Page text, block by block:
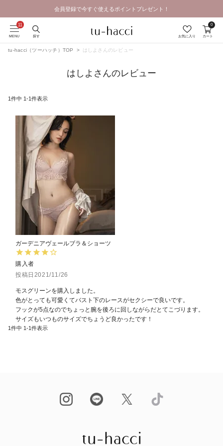
会員登録で今すぐ使えるポイントプレゼント！
GRAND OPEN SALE | 2026.8.7 19:00 - 8.16 23:59
MENU 探す お気に入り カート
0
tu-hacci（ツーハッチ）TOP はしよさんのレビュー
はしよさんのレビュー
1件中 1-1件表示
ガーデニアヴェールブラ＆ショーツ
購入者
投稿日 2021/11/26
モスグリーンを購入しました。
色がとっても可愛くてバスト下のレースがセクシーで良いです。
フックが5点なのでちょっと腕を後ろに回しながらだとてこづります。
サイズもいつものサイズでちょうど良かったです！
1件中 1-1件表示